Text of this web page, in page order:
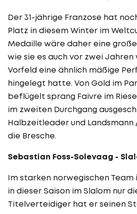
Der 31-jährige Franzose hat
Platz in diesem Winter im
Medaille wäre daher eine
wie sie es auch vor zwei Jahren
Vorfeld eine ähnlich mäßige
hingelegt hatte. Von Gold im
beflügelt sprang Faivre im
im zweiten Durchgang
Halbzeitleader und Landsmann
die Bresche.
Sebastian Foss-Solevaag -
Im starken norwegischen Team
in dieser Saison im Slalom nur
Titelverteidiger hat er seinen